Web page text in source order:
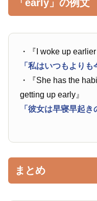
「early」の例文
・『I woke up
「私はいつもより
・『She has the
getting up early』
「彼女は早寝早起き
まとめ